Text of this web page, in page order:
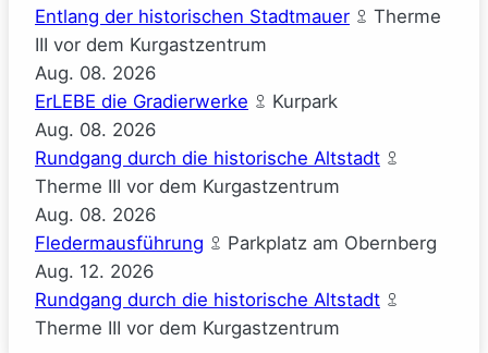
Entlang der historischen Stadtmauer
Therme
III vor dem Kurgastzentrum
Aug. 08. 2026
ErLEBE die Gradierwerke
Kurpark
Aug. 08. 2026
Rundgang durch die historische Altstadt
Therme III vor dem Kurgastzentrum
Aug. 08. 2026
Fledermausführung
Parkplatz am Obernberg
Aug. 12. 2026
Rundgang durch die historische Altstadt
Therme III vor dem Kurgastzentrum